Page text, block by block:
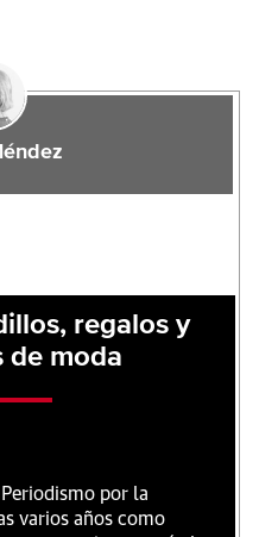
regalos y
de moda
por la
varios años como